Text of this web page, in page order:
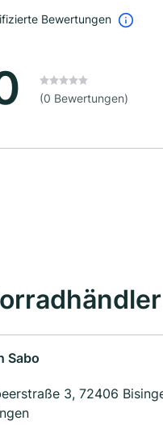
Bewertungen
(0 Bewertungen)
Sabo
3, 72406